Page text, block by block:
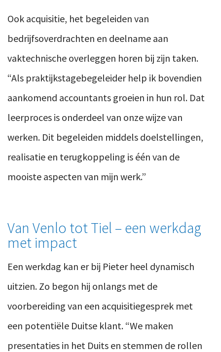
Ook acquisitie, het begeleiden van
bedrijfsoverdrachten en deelname aan
vaktechnische overleggen horen bij zijn taken.
“Als praktijkstagebegeleider help ik bovendien
aankomend accountants groeien in hun rol. Dat
leerproces is onderdeel van onze wijze van
werken. Dit begeleiden middels doelstellingen,
realisatie en terugkoppeling is één van de
mooiste aspecten van mijn werk.”
Van Venlo tot Tiel – een werkdag
met impact
Een werkdag kan er bij Pieter heel dynamisch
uitzien. Zo begon hij onlangs met de
voorbereiding van een acquisitiegesprek met
een potentiële Duitse klant. “We maken
presentaties in het Duits en stemmen de rollen